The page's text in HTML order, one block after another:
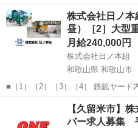
流センター内における一連のオペレ
す。入社後はまず各セクション業務
アルバイトスタッフの教育や進捗管
正社員
株式会社日ノ本
昼）［2］大型
月給240,000円
株式会社日ノ本組
和歌山県 和歌山市
■［1］［2］［3］［4］ 鉄鉱ヤード
※日本製鉄構内での業務が9割 ※［1
※［2］［4］鉱石の積載は重機オペレーターが
西製鉄所で現場にお...
和歌山市 その他
【久留米市】
バー求人募集